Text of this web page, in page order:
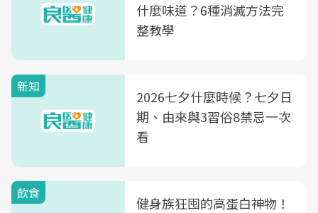
什麼味道？6種消滅方法完
整教學
新知
2026七夕什麼時候？七夕日
期、由來與3習俗8禁忌一次
看
飲食
健身族狂囤的高蛋白神物！